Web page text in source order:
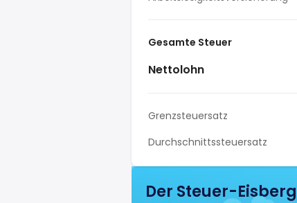
Gesamte Steuer
Nettolohn
Grenzsteuersatz
Durchschnittssteuersatz
Der Steuer-Eisberg